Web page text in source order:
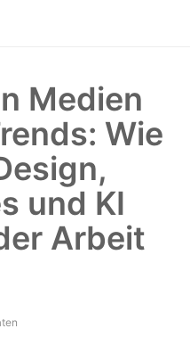
Medien
Wie
und KI
Arbeit